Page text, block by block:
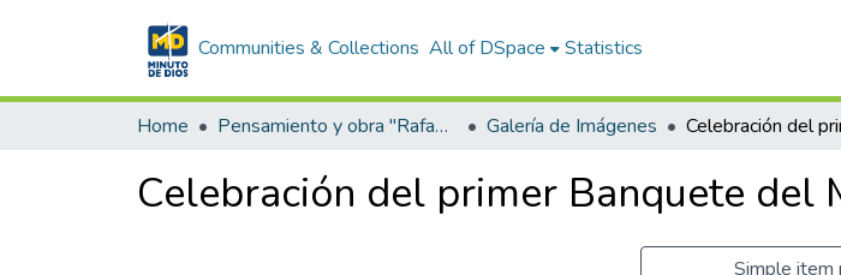
Communities & Collections All of DSpace Statistics
Home Pensamiento y obra "Rafael García-Herreros" Galería de Imágenes
Celebración del primer Banquete del
Simple item